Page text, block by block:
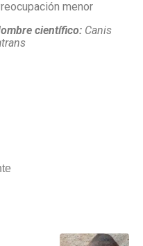
menor
científico: Canis